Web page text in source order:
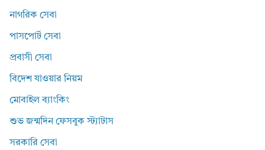
নাগরিক সেবা
পাসপোর্ট সেবা
প্রবাসী সেবা
বিদেশ যাওয়ার নিয়ম
মোবাইল ব্যাংকিং
শুভ জন্মদিন ফেসবুক স্ট্যাটাস
সরকারি সেবা